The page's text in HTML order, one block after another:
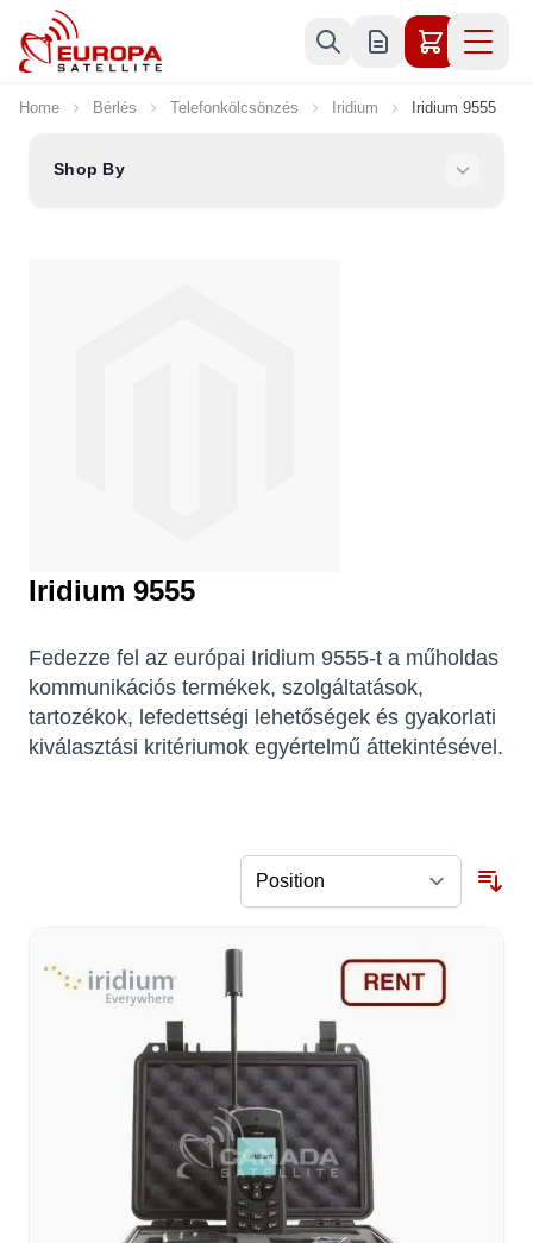
Skip to Content
Home Bérlés Telefonkölcsönzés Iridium Iridium 9555
Shop By
Iridium 9555
Fedezze fel az európai Iridium 9555-t a műholdas
kommunikációs termékek, szolgáltatások,
tartozékok, lefedettségi lehetőségek és gyakorlati
kiválasztási kritériumok egyértelmű áttekintésével.